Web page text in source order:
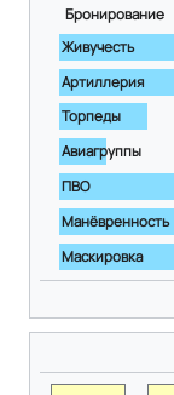
Бронирование
Живучесть
Артиллерия
Торпеды
Авиагруппы
ПВО
Манёвренность
Маскировка